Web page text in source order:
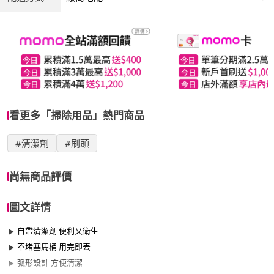
看更多「掃除用品」熱門商品
#清潔劑 #刷頭
尚無商品評價
圖文詳情
自帶清潔劑 便利又衛生
不堵塞馬桶 用完即丟
弧形設計 方便清潔